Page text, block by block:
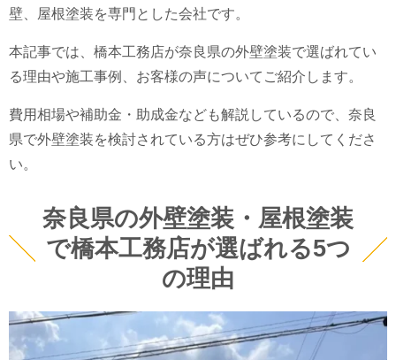
壁、屋根塗装を専門とした会社です。
本記事では、橋本工務店が奈良県の外壁塗装で選ばれてい
る理由や施工事例、お客様の声についてご紹介します。
費用相場や補助金・助成金なども解説しているので、奈良
県で外壁塗装を検討されている方はぜひ参考にしてくださ
い。
奈良県の外壁塗装・屋根塗装
で橋本工務店が選ばれる5つ
の理由